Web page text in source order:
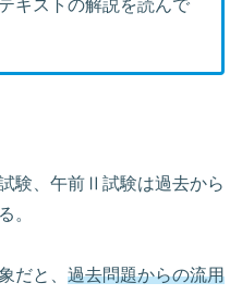
キストの解説を読んで
験、午前Ⅱ試験は過去から
。
だと、 過去問題からの流用